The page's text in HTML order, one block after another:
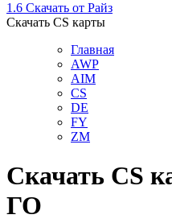
1.6 Скачать от Райз
Скачать CS карты
Главная
AWP
AIM
СS
DE
FY
ZM
Скачать CS
ГО